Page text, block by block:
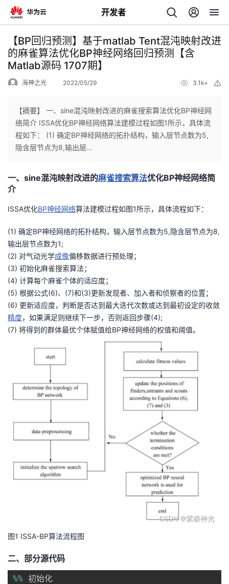
开发者
返
回
个
人
我
者
我
的
博
我
的
我
播
活
的
注
我
堂我
【BP回归预测】基于matlab Tent混沌映射改进
的麻雀算法优化BP神经网络回归预测【含
Matlab源码 1707期】
海神之光 2022/05/29 3.1k+
【摘要】 一、sine混沌映射改进的麻雀搜索算法优化BP神经网
络简介 ISSA优化BP神经网络算法建模过程如图1所示，具体流
程如下： (1) 确定BP神经网络的拓扑结构，输入层节点数为5,
隐含层节点为8,输出层...
一、sine混沌映射改进的麻雀搜索算法优化BP神经网络简
介
ISSA优化BP神经网络算法建模过程如图1所示，具体流程如下：
(1) 确定BP神经网络的拓扑结构，输入层节点数为5,隐含层节点为8,
输出层节点数为1;
(2) 对气动光学成像偏移数据进行预处理；
(3) 初始化麻雀搜索算法；
(4) 计算每个麻雀个体的适应度；
(5) 根据公式(6)、(7)和(3)更新发现者、加入者和侦察者的位置；
(6) 更新适应度，判断是否达到最大迭代次数或达到最初设定的收敛
精度，如果满足则继续下一步，否则返回步骤(4);
(7) 将得到的群体最优个体赋值给BP神经网络的权值和阈值。
图1 ISSA-BP算法流程图
二、部分源代码
%% 初始化